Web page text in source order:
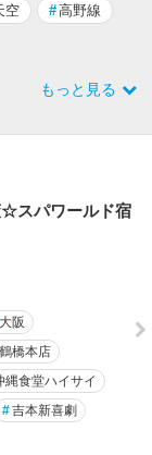
空 #高野線
もっと見る
スパワールド宿
大阪
橋本店
縄食堂ハイサイ
#吉本新喜劇